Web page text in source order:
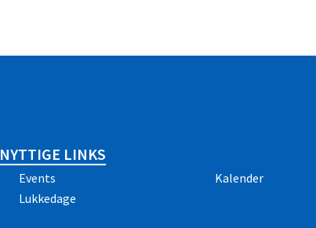
NYTTIGE LINKS
Events Kalender
Lukkedage